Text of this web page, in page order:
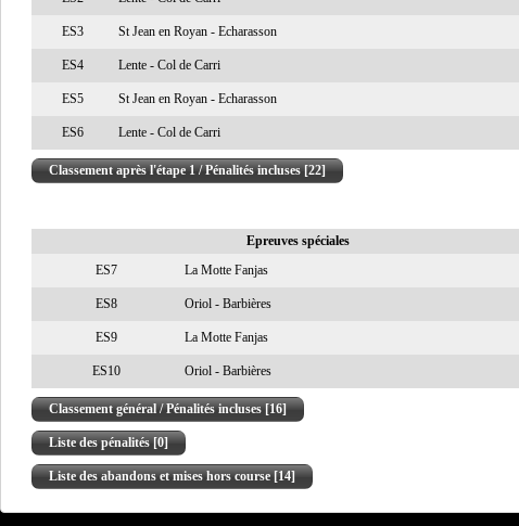
ES3 St Jean en Royan - Echarasson
ES4 Lente - Col de Carri
ES5 St Jean en Royan - Echarasson
ES6 Lente - Col de Carri
Classement après l'étape 1 / Pénalités incluses [22]
Epreuves spéciales
ES7
La Motte Fanjas
ES8 Oriol - Barbières
ES9 La Motte Fanjas
ES10 Oriol - Barbières
Classement général / Pénalités incluses [16]
Liste des pénalités [0]
Liste des abandons et mises hors course [14]